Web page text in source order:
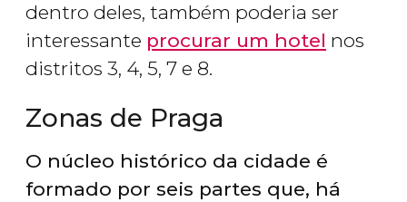
dentro deles, também poderia ser
interessante procurar um hotel nos
distritos 3, 4, 5, 7 e 8.
Zonas de Praga
O núcleo histórico da cidade é
formado por seis partes que, há